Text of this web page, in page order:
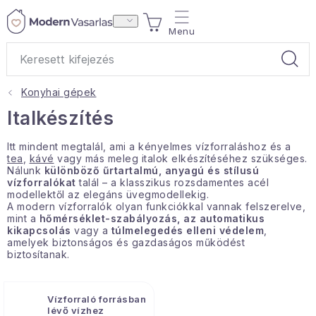
Ugrás
KOSÁR
Ajándékok
Otthoni illatok
Teák
Lakástextil
Háztartás
Konyhai gépek
Italkészítés
Itt mindent megtalál, ami a kényelmes vízforraláshoz és a
tea
kávé vagy más meleg italok elkészítéséhez szükséges.
Nálunk különböző űrtartalmú, anyagú és stílusú
vízforralókat talál – a klasszikus rozsdamentes acél
modellektől az elegáns üvegmodellekig.
A modern vízforralók olyan funkciókkal vannak felszerelve,
mint a hőmérséklet-szabályozás, az automatikus
kikapcsolás vagy a túlmelegedés elleni védelem
amelyek biztonságos és gazdaságos működést
biztosítanak.
Vízforraló forrásban
lévő vízhez